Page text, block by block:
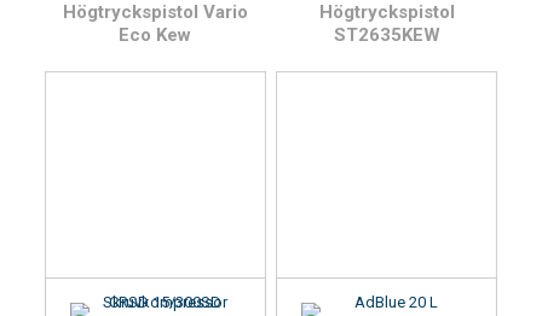
Högtryckspistol Vario
Eco Kew
Högtryckspistol
ST2635KEW